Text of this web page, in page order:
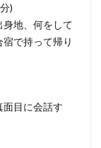
)
地、何をして
で持って帰り
面目に会話す